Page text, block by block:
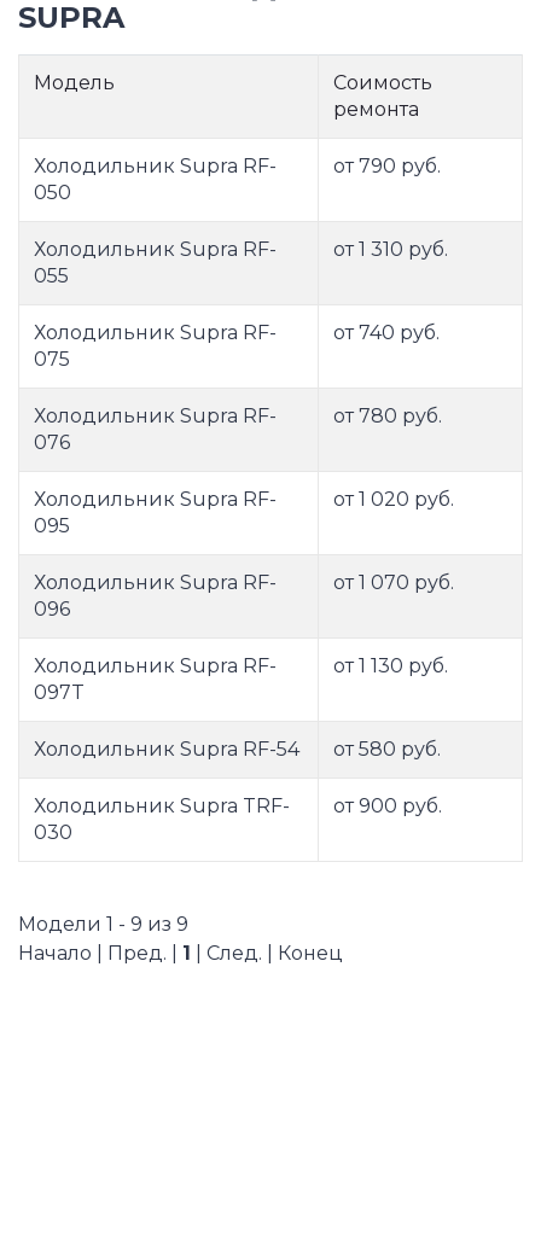
SUPRA
Модель
Соимость
ремонта
Холодильник Supra RF-
050
от 790 руб.
Холодильник Supra RF-
055
от 1 310 руб.
Холодильник Supra RF-
075
от 740 руб.
Холодильник Supra RF-
076
от 780 руб.
Холодильник Supra RF-
095
от 1 020 руб.
Холодильник Supra RF-
096
от 1 070 руб.
Холодильник Supra RF-
097T
от 1 130 руб.
Холодильник Supra RF-54 от 580 руб.
Холодильник Supra TRF-
030
от 900 руб.
Модели 1 - 9 из 9
Начало | Пред. | 1 | След. | Конец